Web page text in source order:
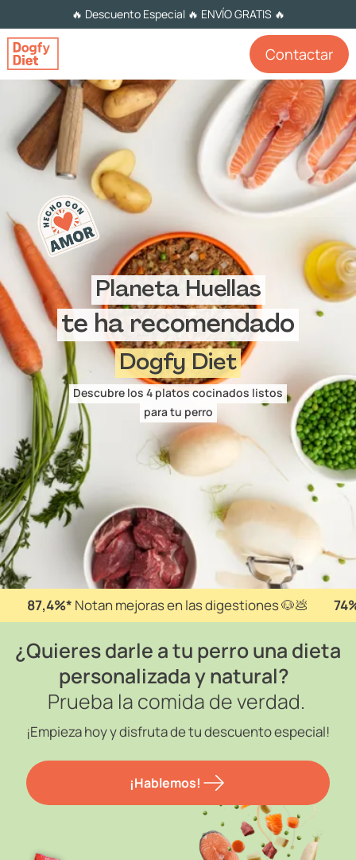
🔥 Descuento Especial 🔥 ENVÍO GRATIS 🔥
Contactar
Planeta Huellas
te ha recomendado
Dogfy Diet
Descubre los 4 platos cocinados listos
para tu perro
87,4%* Notan mejoras en las digestiones 🐶💩
¿Quieres darle a tu perro una dieta
personalizada y natural?
Prueba la comida de verdad.
¡Empieza hoy y disfruta de tu descuento especial!
¡Hablemos!